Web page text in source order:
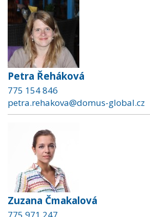
Petra Řeháková
775 154 846
petra.rehakova@domus-global.cz
Zuzana Čmakalová